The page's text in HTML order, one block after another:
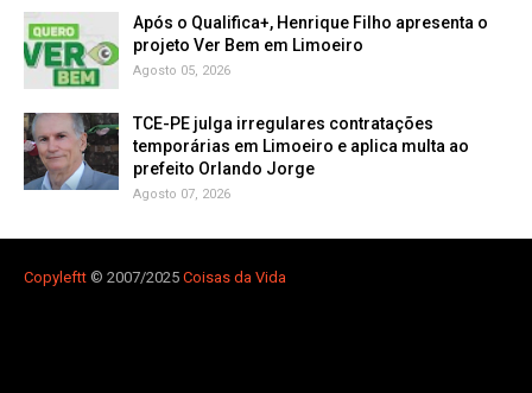
Após o Qualifica+, Henrique Filho apresenta o
projeto Ver Bem em Limoeiro
Agosto 05, 2026
TCE-PE julga irregulares contratações
temporárias em Limoeiro e aplica multa ao
prefeito Orlando Jorge
Agosto 07, 2026
Copyleftt © 2007/2025 Coisas da Vida